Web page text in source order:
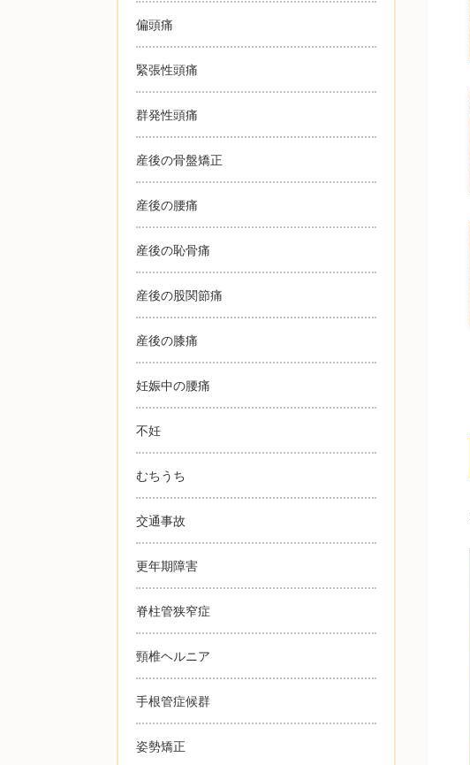
偏頭痛
緊張性頭痛
群発性頭痛
産後の骨盤矯正
産後の腰痛
産後の恥骨痛
産後の股関節痛
産後の膝痛
妊娠中の腰痛
不妊
むちうち
交通事故
更年期障害
脊柱管狭窄症
頸椎ヘルニア
手根管症候群
姿勢矯正